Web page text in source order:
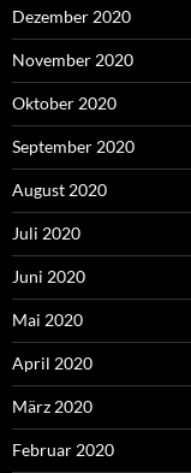
Dezember 2020
November 2020
Oktober 2020
September 2020
August 2020
Juli 2020
Juni 2020
Mai 2020
April 2020
März 2020
Februar 2020